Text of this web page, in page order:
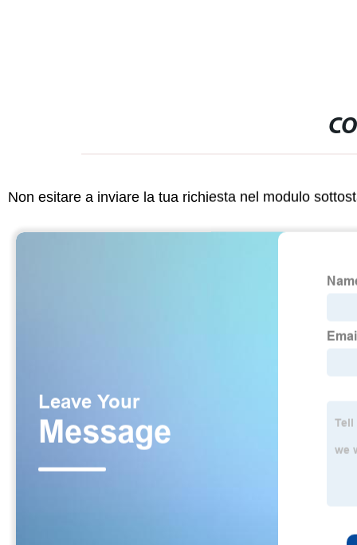
Non esitare a inviare la tua richiesta nel modulo